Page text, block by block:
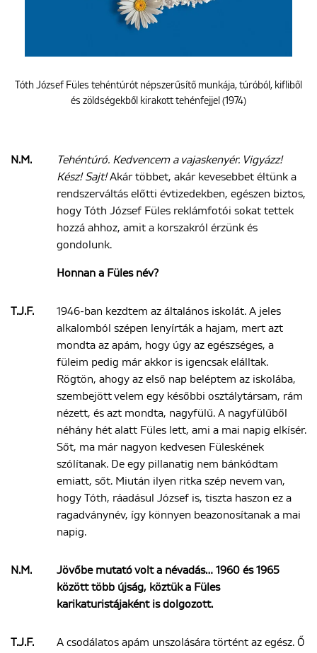
Tóth József Füles tehéntúrót népszerűsítő munkája, túróból, kifliből
és zöldségekből kirakott tehénfejjel (1974)
N.M.
Tehéntúró. Kedvencem a vajaskenyér. Vigyázz!
Kész! Sajt!Akár többet, akár kevesebbet éltünk a
rendszerváltás előtti évtizedekben, egészen biztos,
hogy Tóth József Füles reklámfotói sokat tettek
hozzá ahhoz, amit a korszakról érzünk és
gondolunk.
Honnan a Füles név?
T.J.F.
1946-ban kezdtem az általános iskolát. A jeles
alkalomból szépen lenyírták a hajam, mert azt
mondta az apám, hogy úgy az egészséges, a
füleim pedig már akkor is igencsak elálltak.
Rögtön, ahogy az első nap beléptem az iskolába,
szembejött velem egy későbbi osztálytársam, rám
nézett, és azt mondta, nagyfülű. A nagyfülűből
néhány hét alatt Füles lett, ami a mai napig elkísér.
Sőt, ma már nagyon kedvesen Füleskének
szólítanak. De egy pillanatig nem bánkódtam
emiatt, sőt. Miután ilyen ritka szép nevem van,
hogy Tóth, ráadásul József is, tiszta haszon ez a
ragadványnév, így könnyen beazonosítanak a mai
napig.
N.M.
Jövőbe mutató volt a névadás… 1960 és 1965
között több újság, köztük a Füles
karikaturistájaként is dolgozott.
T.J.F.
A csodálatos apám unszolására történt az egész. Ő